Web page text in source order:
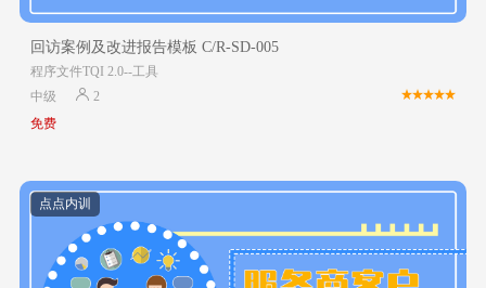
回访案例及改进报告模板 C/R-SD-005
程序文件TQI 2.0--工具
中级
2
免费
点点内训